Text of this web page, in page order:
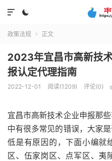


政策法规  正文
2023年宜昌市高新技
报认定代理指南
2022-12-01 阅读(1209) 评论(0)
宜昌市高新技术企业申报那
中有很多常见的错误，大家
低是有原因的，下面小编就
区、伍家岗区、点军区、夷